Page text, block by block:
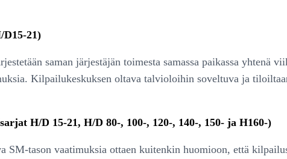
21)
saman järjestäjän toimesta samassa paikassa yhtenä
Kilpailukeskuksen oltava talvioloihin soveltuva ja
H/D 15-21, H/D 80-, 100-, 120-, 140-, 150- ja H160-)
SM-tason vaatimuksia ottaen kuitenkin huomioon, että